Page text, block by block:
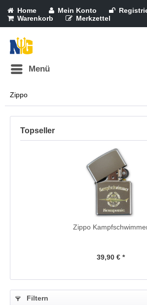
Home Mein Konto
Warenkorb
Merkzettel
Menü
Zippo
Topseller
Zippo
39,90 € *
Filtern